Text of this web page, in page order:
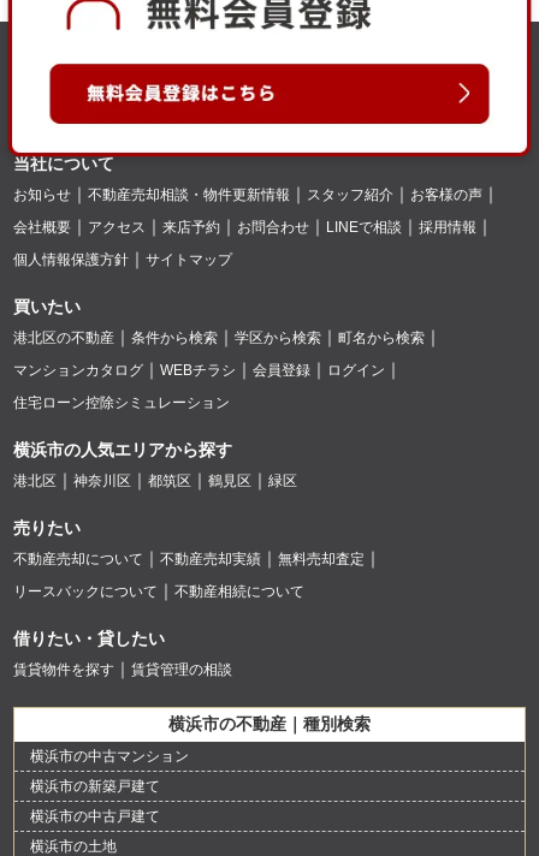
当社について
お知らせ 不動産売却相談・物件更新情報 スタッフ紹介
お客様の声
会社概要
アクセス 来店予約 お問合わせ LINEで相談
採用情報
個人情報保護方針
サイトマップ
買いたい
港北区の不動産 条件から検索 学区から検索
町名から検索
マンションカタログ
WEBチラシ 会員登録
ログイン
住宅ローン控除シミュレーション
横浜市の人気エリアから探す
港北区 神奈川区 都筑区 鶴見区 緑区
売りたい
不動産売却について 不動産売却実績
無料売却査定
リースバックについて
不動産相続について
借りたい・貸したい
賃貸物件を探す 賃貸管理の相談
横浜市の不動産｜種別検索
横浜市の中古マンション
横浜市の新築戸建て
横浜市の中古戸建て
横浜市の土地